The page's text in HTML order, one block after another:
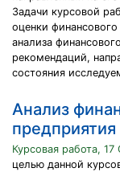
Задачи курсовой
оценки
анализа
рекомендаций,
состояния
Анализ
предприятия
Курсовая работа, 17
целью данной